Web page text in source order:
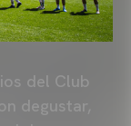
del Club
degustar,